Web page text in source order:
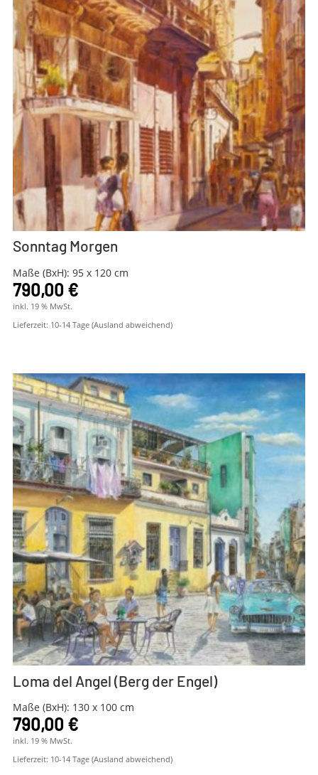
Sonntag Morgen
Maße (BxH): 95 x 120 cm
790,00 €
inkl. 19 % MwSt.
Lieferzeit: 10-14 Tage (Ausland abweichend)
Loma del Angel (Berg der Engel)
Maße (BxH): 130 x 100 cm
790,00 €
inkl. 19 % MwSt.
Lieferzeit: 10-14 Tage (Ausland abweichend)